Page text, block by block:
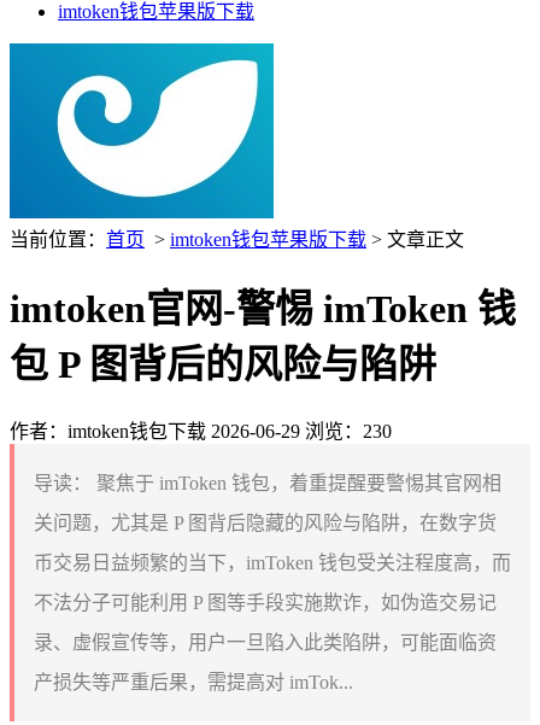
imtoken钱包苹果版下载
当前位置： 首页 > imtoken钱包苹果版下载 > 文章正文
imtoken官网-警惕 imToken 钱
包 P 图背后的风险与陷阱
作者：imtoken钱包下载 2026-06-29 浏览：230
导读：
聚焦于 imToken 钱包，着重提醒要警惕其官网相
关问题，尤其是 P 图背后隐藏的风险与陷阱，在数字货
币交易日益频繁的当下，imToken 钱包受关注程度高，而
不法分子可能利用 P 图等手段实施欺诈，如伪造交易记
录、虚假宣传等，用户一旦陷入此类陷阱，可能面临资
产损失等严重后果，需提高对 imTok...